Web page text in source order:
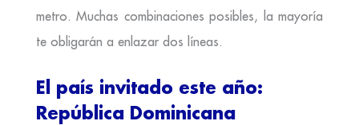
metro. Muchas combinaciones posibles, la mayoría
te obligarán a enlazar dos líneas.
El país invitado este año:
República Dominicana